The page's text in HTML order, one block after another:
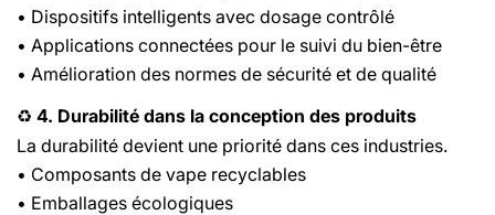
• Dispositifs intelligents avec dosage contrôlé
• Applications connectées pour le suivi du bien-être
• Amélioration des normes de sécurité et de qualité
♻️ 4. Durabilité dans la conception des produits
La durabilité devient une priorité dans ces industries.
• Composants de vape recyclables
• Emballages écologiques